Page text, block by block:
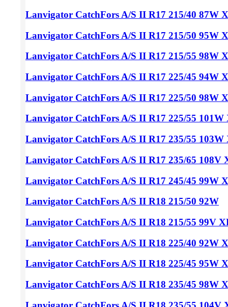
Lanvigator CatchFors A/S II R17 215/40 87W
Lanvigator CatchFors A/S II R17 215/50 95W
Lanvigator CatchFors A/S II R17 215/55 98W
Lanvigator CatchFors A/S II R17 225/45 94W
Lanvigator CatchFors A/S II R17 225/50 98W
Lanvigator CatchFors A/S II R17 225/55 101W
Lanvigator CatchFors A/S II R17 235/55 103W
Lanvigator CatchFors A/S II R17 235/65 108V
Lanvigator CatchFors A/S II R17 245/45 99W
Lanvigator CatchFors A/S II R18 215/50 92W
Lanvigator CatchFors A/S II R18 215/55 99V
Lanvigator CatchFors A/S II R18 225/40 92W
Lanvigator CatchFors A/S II R18 225/45 95W
Lanvigator CatchFors A/S II R18 235/45 98W